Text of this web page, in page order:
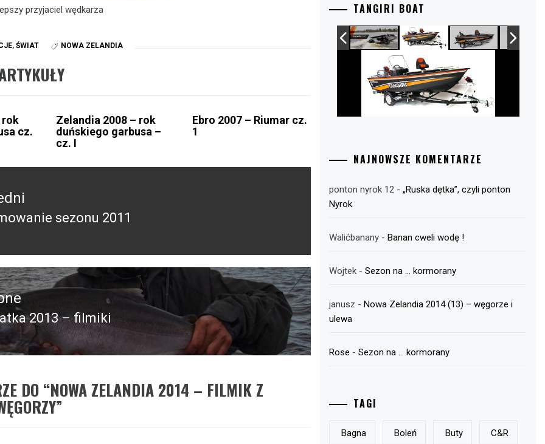
przyjaciel wędkarza
, ŚWIAT NOWA ZELANDIA
rok
cz.
Zelandia 2008 – rok
duńskiego garbusa –
cz. I
Ebro 2007 – Riumar cz.
1
sezonu 2011
2013 – filmiki
DO “NOWA ZELANDIA 2014 – FILMIK Z
”
TANGIRI BOAT
NAJNOWSZE KOMENTARZE
ponton nyrok 12 -„Ruska dętka”, czyli ponton
Nyrok
Walićbanany -Banan cweli wodę !
Wojtek -Sezon na … kormorany
janusz -Nowa Zelandia 2014 (13) – węgorze i
ulewa
Rose -Sezon na … kormorany
TAGI
Bagna Boleń Buty C&r